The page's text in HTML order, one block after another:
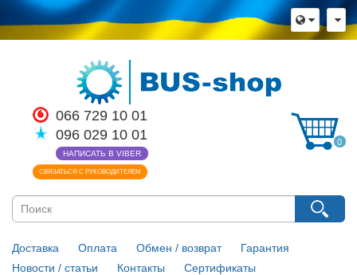
066 729 10 01
096 029 10 01
НАПИСАТЬ В VIBER
СВЯЗАТЬСЯ С РУКОВОДИТЕЛЕМ
0
Доставка Оплата Обмен / возврат
Гарантия
Новости / статьи
Контакты
Сертификаты